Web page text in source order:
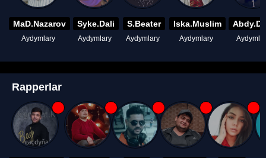
MaD.Nazarov
Aydymlary
Syke.Dali
Aydymlary
S.Beater
Aydymlary
Iska.Muslim
Aydymlary
Rapperlar